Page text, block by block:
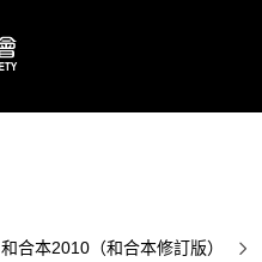
和合本2010（和合本修訂版）